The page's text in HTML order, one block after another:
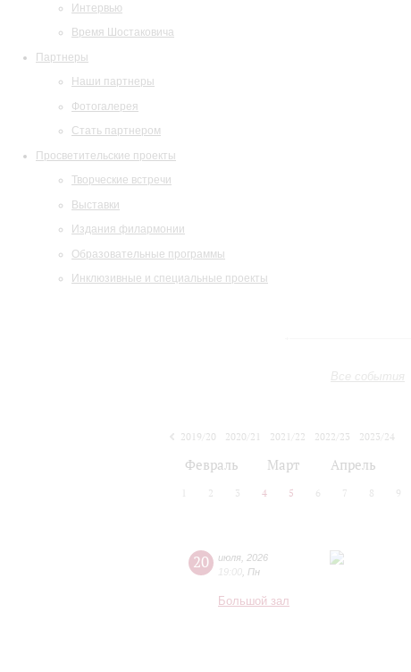
Интервью
Время Шостаковича
Партнеры
Наши партнеры
Фотогалерея
Стать партнером
Просветительские проекты
Творческие встречи
Выставки
Издания филармонии
Образовательные программы
Инклюзивные и специальные проекты
Все события
2019/20
2020/21 2021/22 2022/23
2023/24
Февраль Март Апрель
2 3 4 5 6 7 8 9
20 июля 2026
19:00 Пн
Большой зал